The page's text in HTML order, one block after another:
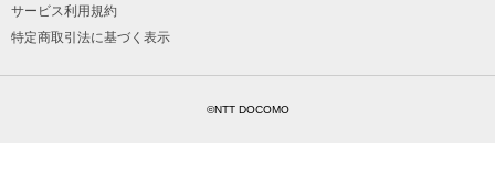
サービス利用規約
特定商取引法に基づく表示
©NTT DOCOMO